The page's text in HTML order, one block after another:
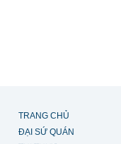
TRANG CHỦ
ĐẠI SỨ QUÁN